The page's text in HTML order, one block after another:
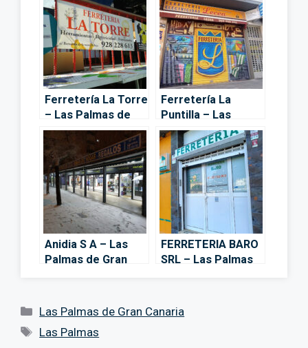
Ferretería La Torre
– Las Palmas de
Gran Canaria
Ferretería La
Puntilla – Las
Palmas de Gran
Canaria
Anidia S A – Las
Palmas de Gran
FERRETERIA BARO
SRL – Las Palmas
Categorías
Las Palmas de Gran Canaria
Etiquetas
Las Palmas